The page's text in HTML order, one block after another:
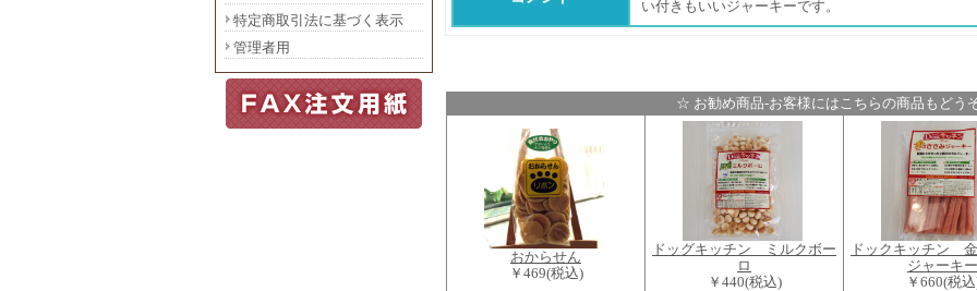
い付きもいいジャーキーです。
☆ お勧め商品-お客様にはこちらの商品もどう
おからせん
￥469(税込)
ドッグキッチン ミルクボー
ロ
￥440(税込)
ドックキッチン
ジャーキー
￥660(税
特定商取引法に基づく表示
管理者用